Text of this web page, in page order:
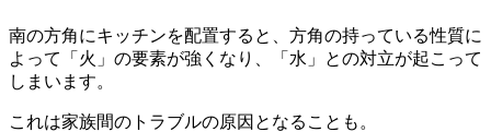
南の方角にキッチンを配置すると、方角の持っている性質に
よって「火」の要素が強くなり、「水」との対立が起こって
しまいます。
これは家族間のトラブルの原因となることも。